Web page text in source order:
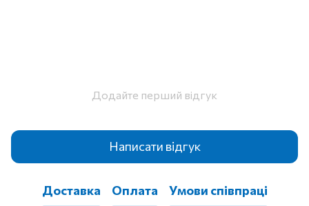
Додайте перший відгук
Написати відгук
Доставка Оплата Умови співпраці